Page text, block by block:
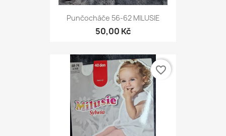
Punčocháče 56-62 MILUSIE
50,00 Kč
favorite_border